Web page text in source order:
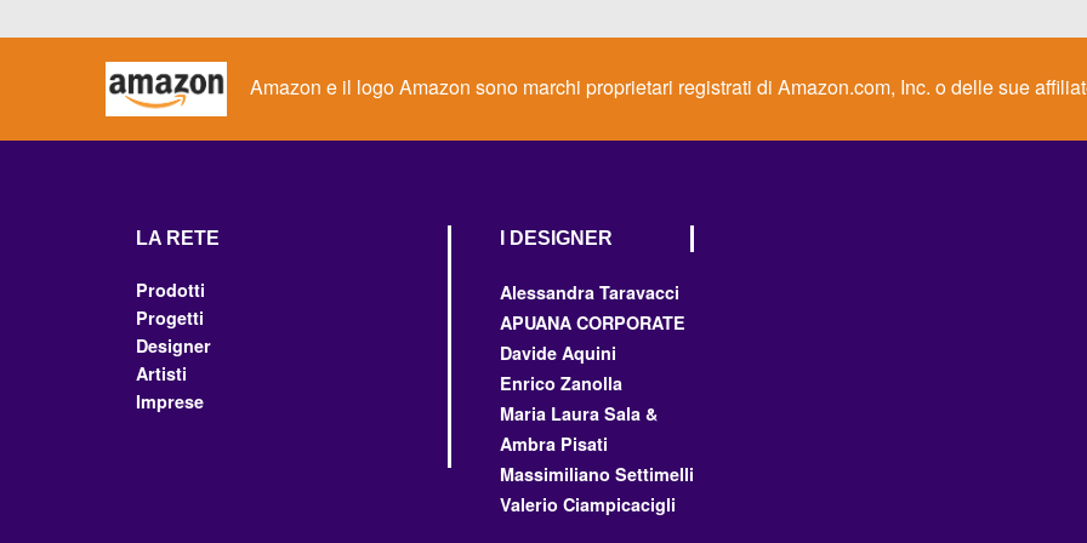
Amazon e il logo Amazon sono marchi proprietari registrati di Amazon.com, Inc. o delle sue
LA RETE
Prodotti
Progetti
Designer
Artisti
Imprese
I DESIGNER
Alessandra Taravacci
APUANA CORPORATE
Davide Aquini
Enrico Zanolla
Maria Laura Sala &
Ambra Pisati
Massimiliano Settimelli
Valerio Ciampicacigli